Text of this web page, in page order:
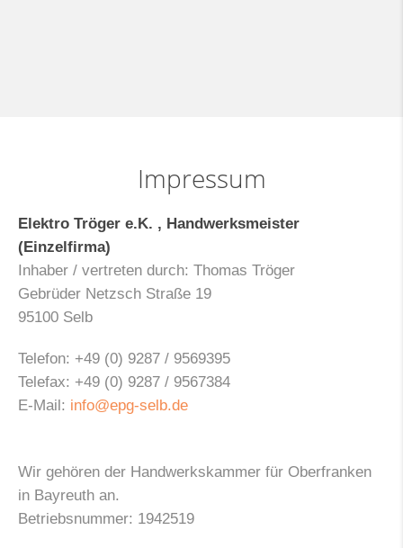
Impressum
Elektro Tröger e.K. , Handwerksmeister
(Einzelfirma)
Inhaber / vertreten durch: Thomas Tröger
Gebrüder Netzsch Straße 19
95100 Selb
Telefon: +49 (0) 9287 / 9569395
Telefax: +49 (0) 9287 / 9567384
E-Mail: info@epg-selb.de
Wir gehören der Handwerkskammer für Oberfranken
in Bayreuth an.
Betriebsnummer: 1942519